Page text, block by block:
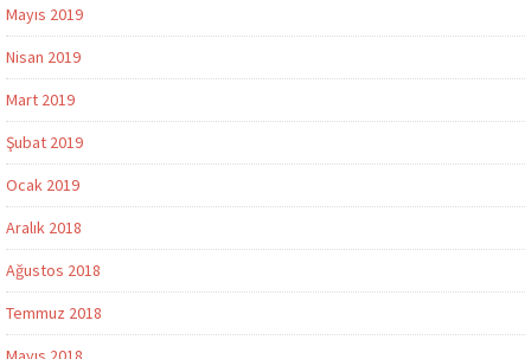
Mayıs 2019
Nisan 2019
Mart 2019
Şubat 2019
Ocak 2019
Aralık 2018
Ağustos 2018
Temmuz 2018